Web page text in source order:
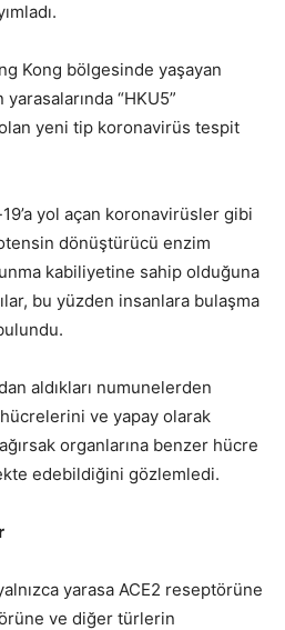
Kong bölgesinde yaşayan
“HKU5”
yeni tip koronavirüs tespit
yol açan koronavirüsler gibi
dönüştürücü enzim
kabiliyetine sahip olduğuna
bu yüzden insanlara bulaşma
aldıkları numunelerden
ve yapay olarak
organlarına benzer hücre
edebildiğini gözlemledi.
yarasa ACE2 reseptörüne
ve diğer türlerin